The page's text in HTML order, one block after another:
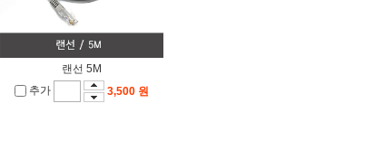
랜선 5M
추가
3,500 원